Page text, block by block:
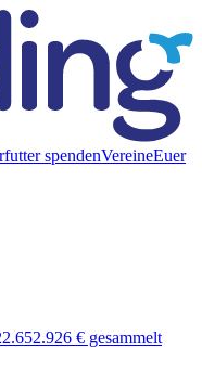
spendenVereineEuer
€ gesammelt